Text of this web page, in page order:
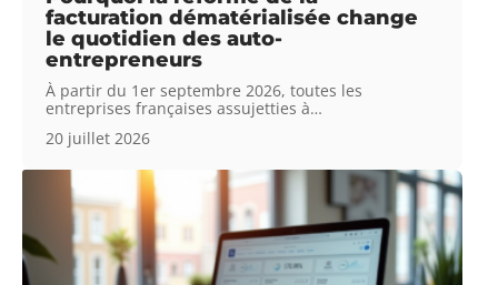
facturation dématérialisée change
le quotidien des auto-
entrepreneurs
À partir du 1er septembre 2026, toutes les
entreprises françaises assujetties à…
20 juillet 2026